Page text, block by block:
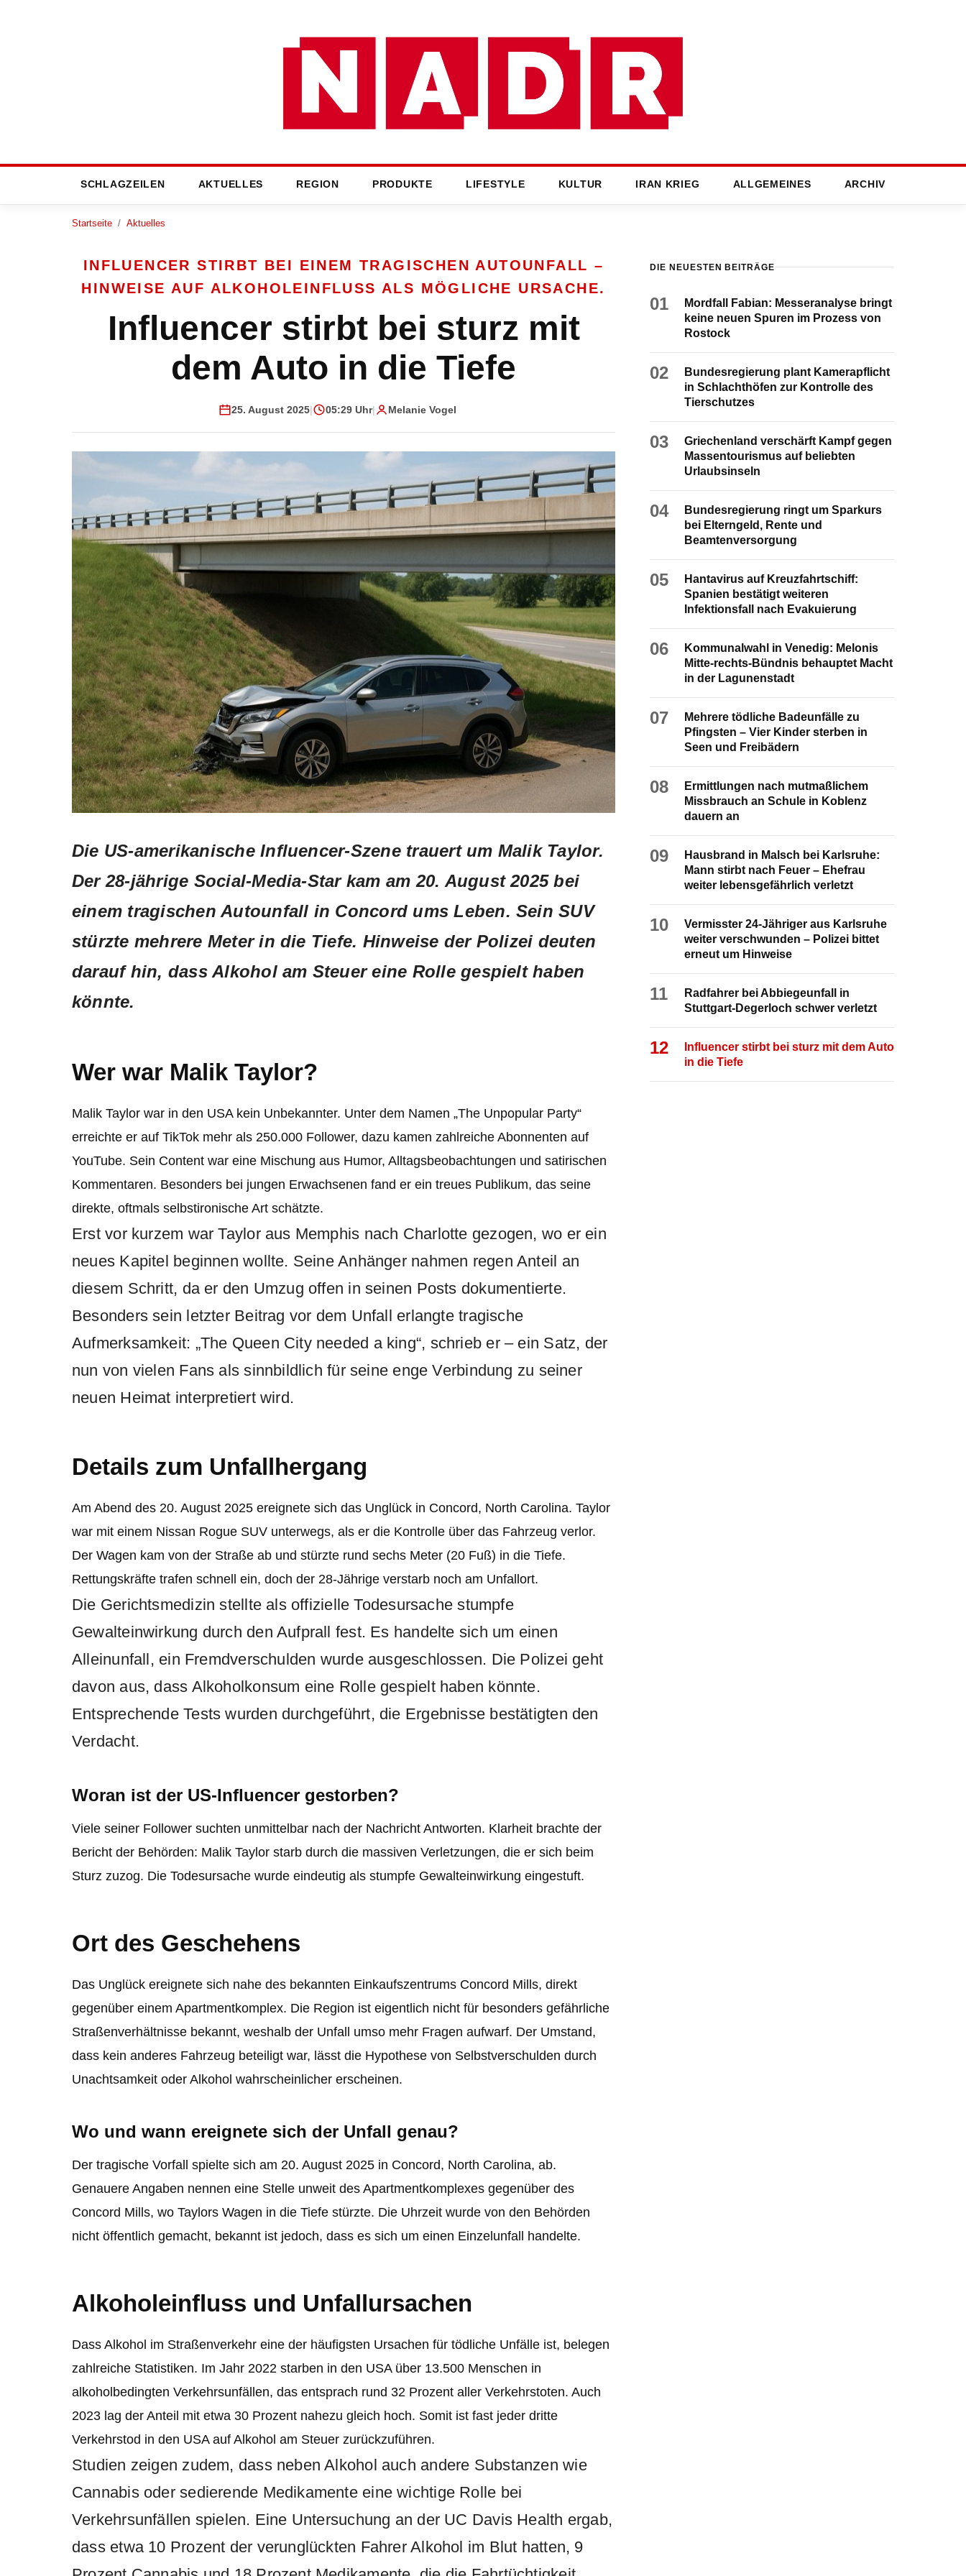
SCHLAGZEILEN AKTUELLES REGION PRODUKTE LIFESTYLE KULTUR IRAN KRIEG ALLGEMEINES ARCHIV
Startseite / Aktuelles
INFLUENCER STIRBT BEI EINEM TRAGISCHEN AUTOUNFALL –
HINWEISE AUF ALKOHOLEINFLUSS ALS MÖGLICHE URSACHE.
Influencer stirbt bei sturz mit
dem Auto in die Tiefe
25. August 2025| 05:29 Uhr| Melanie Vogel
Die US-amerikanische Influencer-Szene trauert um Malik Taylor.
Der 28-jährige Social-Media-Star kam am 20. August 2025 bei
einem tragischen Autounfall in Concord ums Leben. Sein SUV
stürzte mehrere Meter in die Tiefe. Hinweise der Polizei deuten
darauf hin, dass Alkohol am Steuer eine Rolle gespielt haben
könnte.
Wer war Malik Taylor?
Malik Taylor war in den USA kein Unbekannter. Unter dem Namen „The Unpopular Party“
erreichte er auf TikTok mehr als 250.000 Follower, dazu kamen zahlreiche Abonnenten auf
YouTube. Sein Content war eine Mischung aus Humor, Alltagsbeobachtungen und satirischen
Kommentaren. Besonders bei jungen Erwachsenen fand er ein treues Publikum, das seine
direkte, oftmals selbstironische Art schätzte.
Erst vor kurzem war Taylor aus Memphis nach Charlotte gezogen, wo er ein
neues Kapitel beginnen wollte. Seine Anhänger nahmen regen Anteil an
diesem Schritt, da er den Umzug offen in seinen Posts dokumentierte.
Besonders sein letzter Beitrag vor dem Unfall erlangte tragische
Aufmerksamkeit: „The Queen City needed a king“, schrieb er – ein Satz, der
nun von vielen Fans als sinnbildlich für seine enge Verbindung zu seiner
neuen Heimat interpretiert wird.
Details zum Unfallhergang
Am Abend des 20. August 2025 ereignete sich das Unglück in Concord, North Carolina. Taylor
war mit einem Nissan Rogue SUV unterwegs, als er die Kontrolle über das Fahrzeug verlor.
Der Wagen kam von der Straße ab und stürzte rund sechs Meter (20 Fuß) in die Tiefe.
Rettungskräfte trafen schnell ein, doch der 28-Jährige verstarb noch am Unfallort.
Die Gerichtsmedizin stellte als offizielle Todesursache stumpfe
Gewalteinwirkung durch den Aufprall fest. Es handelte sich um einen
Alleinunfall, ein Fremdverschulden wurde ausgeschlossen. Die Polizei geht
davon aus, dass Alkoholkonsum eine Rolle gespielt haben könnte.
Entsprechende Tests wurden durchgeführt, die Ergebnisse bestätigten den
Verdacht.
Woran ist der US-Influencer gestorben?
Viele seiner Follower suchten unmittelbar nach der Nachricht Antworten. Klarheit brachte der
Bericht der Behörden: Malik Taylor starb durch die massiven Verletzungen, die er sich beim
Sturz zuzog. Die Todesursache wurde eindeutig als stumpfe Gewalteinwirkung eingestuft.
Ort des Geschehens
Das Unglück ereignete sich nahe des bekannten Einkaufszentrums Concord Mills, direkt
gegenüber einem Apartmentkomplex. Die Region ist eigentlich nicht für besonders gefährliche
Straßenverhältnisse bekannt, weshalb der Unfall umso mehr Fragen aufwarf. Der Umstand,
dass kein anderes Fahrzeug beteiligt war, lässt die Hypothese von Selbstverschulden durch
Unachtsamkeit oder Alkohol wahrscheinlicher erscheinen.
Wo und wann ereignete sich der Unfall genau?
Der tragische Vorfall spielte sich am 20. August 2025 in Concord, North Carolina, ab.
Genauere Angaben nennen eine Stelle unweit des Apartmentkomplexes gegenüber des
Concord Mills, wo Taylors Wagen in die Tiefe stürzte. Die Uhrzeit wurde von den Behörden
nicht öffentlich gemacht, bekannt ist jedoch, dass es sich um einen Einzelunfall handelte.
Alkoholeinfluss und Unfallursachen
Dass Alkohol im Straßenverkehr eine der häufigsten Ursachen für tödliche Unfälle ist, belegen
zahlreiche Statistiken. Im Jahr 2022 starben in den USA über 13.500 Menschen in
alkoholbedingten Verkehrsunfällen, das entsprach rund 32 Prozent aller Verkehrstoten. Auch
2023 lag der Anteil mit etwa 30 Prozent nahezu gleich hoch. Somit ist fast jeder dritte
Verkehrstod in den USA auf Alkohol am Steuer zurückzuführen.
Studien zeigen zudem, dass neben Alkohol auch andere Substanzen wie
Cannabis oder sedierende Medikamente eine wichtige Rolle bei
Verkehrsunfällen spielen. Eine Untersuchung an der UC Davis Health ergab,
dass etwa 10 Prozent der verunglückten Fahrer Alkohol im Blut hatten, 9
DIE NEUESTEN BEITRÄGE
01
Mordfall Fabian: Messeranalyse bringt
keine neuen Spuren im Prozess von
Rostock
02
Bundesregierung plant Kamerapflicht
in Schlachthöfen zur Kontrolle des
Tierschutzes
03
Griechenland verschärft Kampf gegen
Massentourismus auf beliebten
Urlaubsinseln
04
Bundesregierung ringt um Sparkurs
bei Elterngeld, Rente und
Beamtenversorgung
05
Hantavirus auf Kreuzfahrtschiff:
Spanien bestätigt weiteren
Infektionsfall nach Evakuierung
06
Kommunalwahl in Venedig: Melonis
Mitte-rechts-Bündnis behauptet Macht
in der Lagunenstadt
07
Mehrere tödliche Badeunfälle zu
Pfingsten – Vier Kinder sterben in
Seen und Freibädern
08
Ermittlungen nach mutmaßlichem
Missbrauch an Schule in Koblenz
dauern an
09
Hausbrand in Malsch bei Karlsruhe:
Mann stirbt nach Feuer – Ehefrau
weiter lebensgefährlich verletzt
10
Vermisster 24-Jähriger aus Karlsruhe
weiter verschwunden – Polizei bittet
erneut um Hinweise
11
Radfahrer bei Abbiegeunfall in
Stuttgart-Degerloch schwer verletzt
12
Influencer stirbt bei sturz mit dem Auto
in die Tiefe